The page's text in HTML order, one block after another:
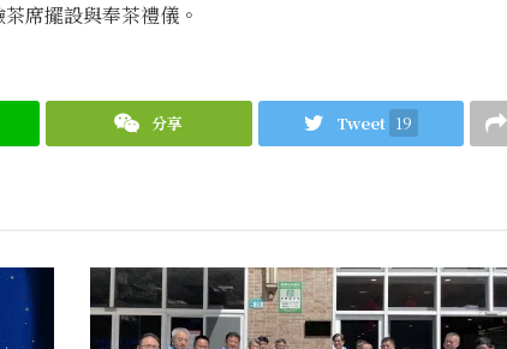
席擺設與奉茶禮儀。
分享 Tweet 19